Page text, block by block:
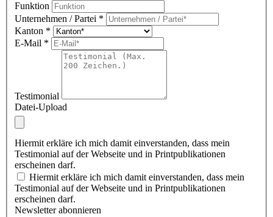
Funktion
Unternehmen / Partei *
Kanton *
E-Mail *
Testimonial
Datei-Upload
Hiermit erkläre ich mich damit einverstanden, dass mein
Testimonial auf der Webseite und in Printpublikationen
erscheinen darf.
Hiermit erkläre ich mich damit einverstanden, dass mein
Testimonial auf der Webseite und in Printpublikationen
erscheinen darf.
Newsletter abonnieren